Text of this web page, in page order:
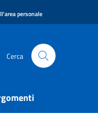
personale
Cerca